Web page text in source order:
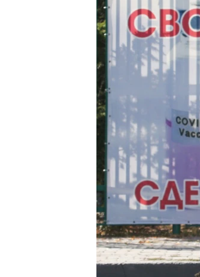
КРЫМ.НЕПОКОРЕННЫЙ
УКРАИНСКАЯ ПРОБЛЕМА КРЫМА